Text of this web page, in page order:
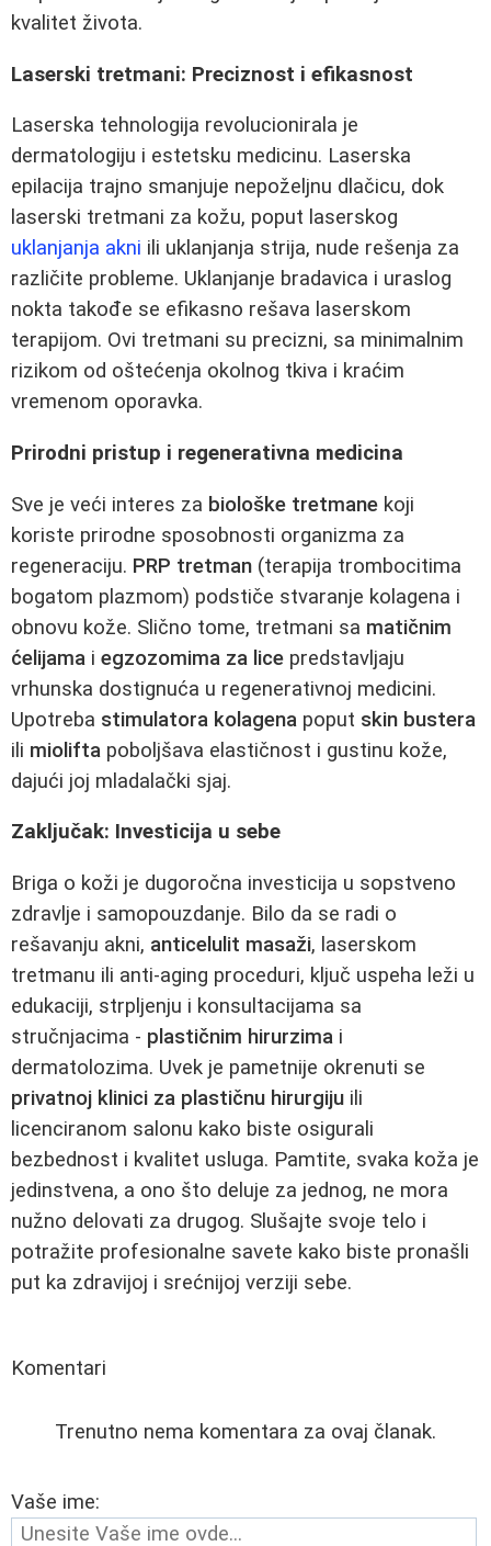
kvalitet života.
Laserski tretmani: Preciznost i efikasnost
Laserska tehnologija revolucionirala je
dermatologiju i estetsku medicinu. Laserska
epilacija trajno smanjuje nepoželjnu dlačicu, dok
laserski tretmani za kožu, poput laserskog
uklanjanja akni ili uklanjanja strija, nude rešenja za
različite probleme. Uklanjanje bradavica i uraslog
nokta takođe se efikasno rešava laserskom
terapijom. Ovi tretmani su precizni, sa minimalnim
rizikom od oštećenja okolnog tkiva i kraćim
vremenom oporavka.
Prirodni pristup i regenerativna medicina
Sve je veći interes za biološke tretmane koji
koriste prirodne sposobnosti organizma za
regeneraciju. PRP tretman (terapija trombocitima
bogatom plazmom) podstiče stvaranje kolagena i
obnovu kože. Slično tome, tretmani sa matičnim
ćelijama i egzozomima za lice predstavljaju
vrhunska dostignuća u regenerativnoj medicini.
Upotreba stimulatora kolagena poput skin bustera
ili miolifta poboljšava elastičnost i gustinu kože,
dajući joj mladalački sjaj.
Zaključak: Investicija u sebe
Briga o koži je dugoročna investicija u sopstveno
zdravlje i samopouzdanje. Bilo da se radi o
rešavanju akni, anticelulit masaži, laserskom
tretmanu ili anti-aging proceduri, ključ uspeha leži u
edukaciji, strpljenju i konsultacijama sa
stručnjacima - plastičnim hirurzima i
dermatolozima. Uvek je pametnije okrenuti se
privatnoj klinici za plastičnu hirurgiju ili
licenciranom salonu kako biste osigurali
bezbednost i kvalitet usluga. Pamtite, svaka koža je
jedinstvena, a ono što deluje za jednog, ne mora
nužno delovati za drugog. Slušajte svoje telo i
potražite profesionalne savete kako biste pronašli
put ka zdravijoj i srećnijoj verziji sebe.
Komentari
Trenutno nema komentara za ovaj članak.
Vaše ime: